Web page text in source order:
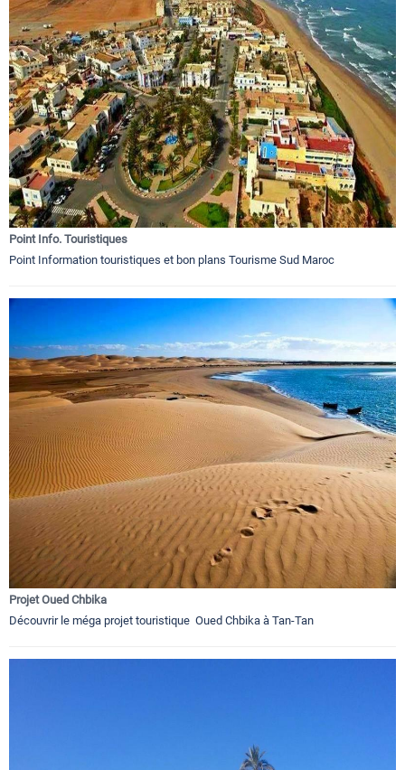
Point Info. Touristiques
Point Information touristiques et bon plans Tourisme Sud Maroc
Projet Oued Chbika
Découvrir le méga projet touristique Oued Chbika à Tan-Tan